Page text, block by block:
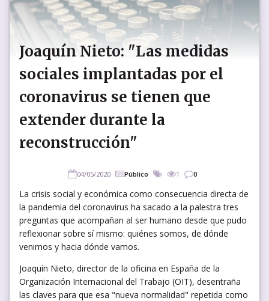
Joaquín Nieto: "Las medidas
sociales implantadas por el
coronavirus se tienen que
extender durante la
reconstrucción"
04/05/2020 Público 1 0
La crisis social y económica como consecuencia directa de
la pandemia del coronavirus ha sacado a la palestra tres
preguntas que acompañan al ser humano desde que pudo
reflexionar sobre sí mismo: quiénes somos, de dónde
venimos y hacia dónde vamos.
Joaquín Nieto, director de la oficina en España de la
Organización Internacional del Trabajo (OIT), desentraña
las claves para que esa "nueva normalidad" repetida como